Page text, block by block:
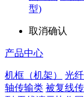
型)
取消确认
产品中心
机框（机架） 光
轴传输类 被复线